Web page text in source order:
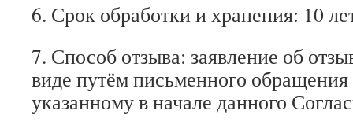
6. Срок обработки и хранения: 10
7. Способ отзыва: заявление об
виде путём письменного обращения
указанному в начале данного